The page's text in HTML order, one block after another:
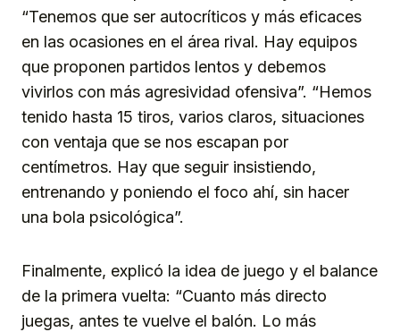
“Tenemos que ser autocríticos y más eficaces
en las ocasiones en el área rival. Hay equipos
que proponen partidos lentos y debemos
vivirlos con más agresividad ofensiva”. “Hemos
tenido hasta 15 tiros, varios claros, situaciones
con ventaja que se nos escapan por
centímetros. Hay que seguir insistiendo,
entrenando y poniendo el foco ahí, sin hacer
una bola psicológica”.
Finalmente, explicó la idea de juego y el balance
de la primera vuelta: “Cuanto más directo
juegas, antes te vuelve el balón. Lo más